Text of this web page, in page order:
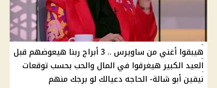
هيبقوا أغني من ساويرس .. 3 أبراج ربنا هيعوضهم قبل
العيد الكبير هيغرقوا في المال والحب بحسب توقعات
نيفين أبو شالة- الحاجه دعيالك لو برجك منهم